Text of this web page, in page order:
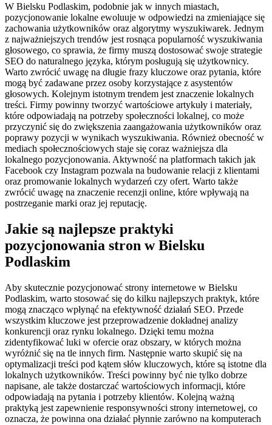
W Bielsku Podlaskim, podobnie jak w innych miastach,
pozycjonowanie lokalne ewoluuje w odpowiedzi na zmieniające się
zachowania użytkowników oraz algorytmy wyszukiwarek. Jednym
z najważniejszych trendów jest rosnąca popularność wyszukiwania
głosowego, co sprawia, że firmy muszą dostosować swoje strategie
SEO do naturalnego języka, którym posługują się użytkownicy.
Warto zwrócić uwagę na długie frazy kluczowe oraz pytania, które
mogą być zadawane przez osoby korzystające z asystentów
głosowych. Kolejnym istotnym trendem jest znaczenie lokalnych
treści. Firmy powinny tworzyć wartościowe artykuły i materiały,
które odpowiadają na potrzeby społeczności lokalnej, co może
przyczynić się do zwiększenia zaangażowania użytkowników oraz
poprawy pozycji w wynikach wyszukiwania. Również obecność w
mediach społecznościowych staje się coraz ważniejsza dla
lokalnego pozycjonowania. Aktywność na platformach takich jak
Facebook czy Instagram pozwala na budowanie relacji z klientami
oraz promowanie lokalnych wydarzeń czy ofert. Warto także
zwrócić uwagę na znaczenie recenzji online, które wpływają na
postrzeganie marki oraz jej reputację.
Jakie są najlepsze praktyki
pozycjonowania stron w Bielsku
Podlaskim
Aby skutecznie pozycjonować strony internetowe w Bielsku
Podlaskim, warto stosować się do kilku najlepszych praktyk, które
mogą znacząco wpłynąć na efektywność działań SEO. Przede
wszystkim kluczowe jest przeprowadzenie dokładnej analizy
konkurencji oraz rynku lokalnego. Dzięki temu można
zidentyfikować luki w ofercie oraz obszary, w których można
wyróżnić się na tle innych firm. Następnie warto skupić się na
optymalizacji treści pod kątem słów kluczowych, które są istotne dla
lokalnych użytkowników. Treści powinny być nie tylko dobrze
napisane, ale także dostarczać wartościowych informacji, które
odpowiadają na pytania i potrzeby klientów. Kolejną ważną
praktyką jest zapewnienie responsywności strony internetowej, co
oznacza, że powinna ona działać płynnie zarówno na komputerach